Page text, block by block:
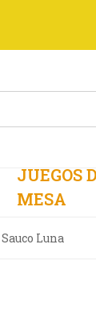
JUEGOS
MESA
Luna